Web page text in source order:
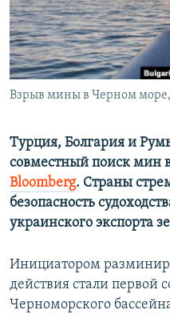
ПОБЕДИТЕЛЕЙ НЕ СУДЯТ?
КРЫМ.НЕПОКОРЕННЫЙ
ELIFBE
УКРАИНСКАЯ ПРОБЛЕМА
ПРИСОЕДИНЯЙТЕСЬ!
Взрыв мины в Черном
Турция, Болгария и
совместный поиск мин
Bloomberg. Страны
безопасность
украинского экспорта
Инициатором
действия стали первой
Черноморского